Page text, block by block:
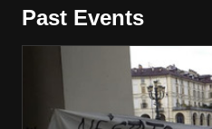
Past Events